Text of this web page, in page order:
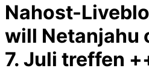
Nahost-
will Netanjahu
7. Juli treffen